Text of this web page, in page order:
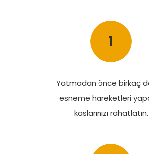
1
Yatmadan önce birkaç
esneme hareketleri
kaslarınızı rahatlatın.